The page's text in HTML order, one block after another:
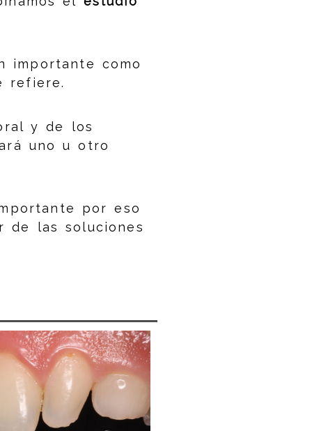
importante como
refiere.
y de los
uno u otro
por eso
las soluciones